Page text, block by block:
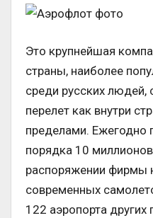
Это крупнейшая
страны, наиболее
среди русских
перелет как внутри
пределами. Ежегодно
порядка 10
распоряжении фирмы
современных
122 аэропорта